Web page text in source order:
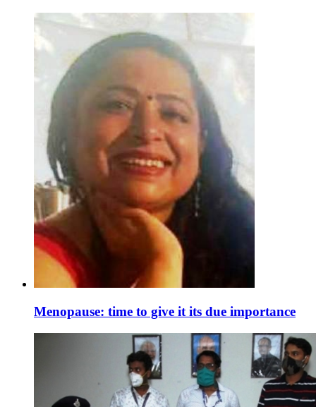
Menopause: time to give it its due importance